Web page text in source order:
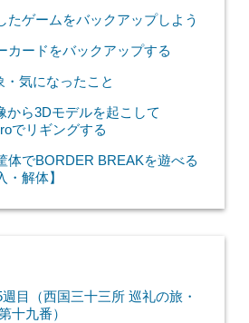
たゲームをバックアップしよう
カードをバックアップする
・気になったこと
から3Dモデルを起こして
でリギングする
体でBORDER BREAKを遊べる
解体】
目（西国三十三所 巡礼の旅・
十九番）